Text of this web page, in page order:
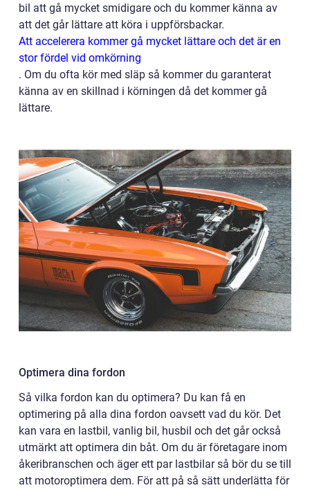
bil att gå mycket smidigare och du kommer känna av
att det går lättare att köra i uppförsbackar.
Att accelerera kommer gå mycket lättare och det är en
stor fördel vid omkörning
. Om du ofta kör med släp så kommer du garanterat
känna av en skillnad i körningen då det kommer gå
lättare.
Optimera dina fordon
Så vilka fordon kan du optimera? Du kan få en
optimering på alla dina fordon oavsett vad du kör. Det
kan vara en lastbil, vanlig bil, husbil och det går också
utmärkt att optimera din båt. Om du är företagare inom
åkeribranschen och äger ett par lastbilar så bör du se till
att motoroptimera dem. För att på så sätt underlätta för